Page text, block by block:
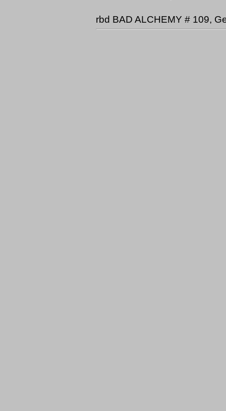
rbd BAD ALCHEMY # 109,